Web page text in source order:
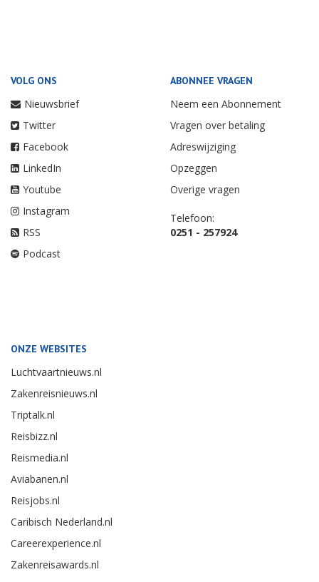
VOLG ONS
Nieuwsbrief
Twitter
Facebook
LinkedIn
Youtube
Instagram
RSS
Podcast
ABONNEE VRAGEN
Neem een Abonnement
Vragen over betaling
Adreswijziging
Opzeggen
Overige vragen
Telefoon:
0251 - 257924
ONZE WEBSITES
Luchtvaartnieuws.nl
Zakenreisnieuws.nl
Triptalk.nl
Reisbizz.nl
Reismedia.nl
Aviabanen.nl
Reisjobs.nl
Caribisch Nederland.nl
Careerexperience.nl
Zakenreisawards.nl